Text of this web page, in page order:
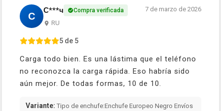
С С***ч Compra verificada
RU
7 de marzo de 2026
5 de 5
Carga todo bien. Es una lástima que el teléfono
no reconozca la carga rápida. Eso habría sido
aún mejor. De todas formas, 10 de 10.
Variante: Tipo de enchufe:Enchufe Europeo Negro Envíos